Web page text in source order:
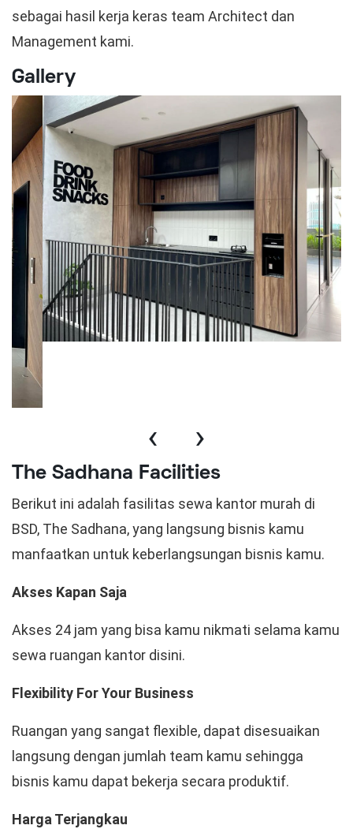
sebagai hasil kerja keras team Architect dan
Management kami.
Gallery
‹ ›
The Sadhana Facilities
Berikut ini adalah fasilitas sewa kantor murah di
BSD, The Sadhana, yang langsung bisnis kamu
manfaatkan untuk keberlangsungan bisnis kamu.
Akses Kapan Saja
Akses 24 jam yang bisa kamu nikmati selama kamu
sewa ruangan kantor disini.
Flexibility For Your Business
Ruangan yang sangat flexible, dapat disesuaikan
langsung dengan jumlah team kamu sehingga
bisnis kamu dapat bekerja secara produktif.
Harga Terjangkau